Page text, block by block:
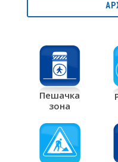
Пешачка
зона